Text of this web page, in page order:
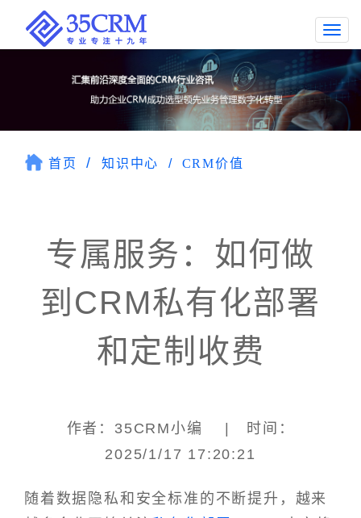
首页 知识中心 CRM价值
专属服务：如何做
到CRM私有化部署
和定制收费
作者：35CRM小编 | 时间：
2025/1/17 17:20:21
随着数据隐私和安全标准的不断提升，越来